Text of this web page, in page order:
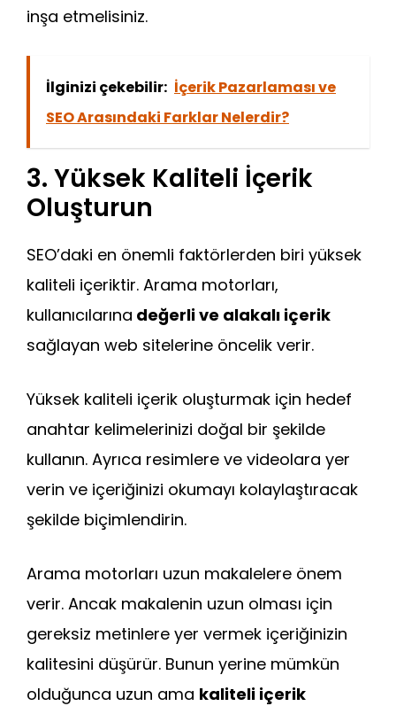
inşa etmelisiniz.
İlginizi çekebilir: İçerik Pazarlaması ve
SEO Arasındaki Farklar Nelerdir?
3. Yüksek Kaliteli İçerik
Oluşturun
SEO’daki en önemli faktörlerden biri yüksek
kaliteli içeriktir. Arama motorları,
kullanıcılarına değerli ve alakalı içerik
sağlayan web sitelerine öncelik verir.
Yüksek kaliteli içerik oluşturmak için hedef
anahtar kelimelerinizi doğal bir şekilde
kullanın. Ayrıca resimlere ve videolara yer
verin ve içeriğinizi okumayı kolaylaştıracak
şekilde biçimlendirin.
Arama motorları uzun makalelere önem
verir. Ancak makalenin uzun olması için
gereksiz metinlere yer vermek içeriğinizin
kalitesini düşürür. Bunun yerine mümkün
olduğunca uzun ama kaliteli içerik